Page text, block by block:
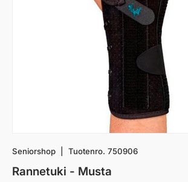
Seniorshop Tuotenro. 750906
Rannetuki - Musta